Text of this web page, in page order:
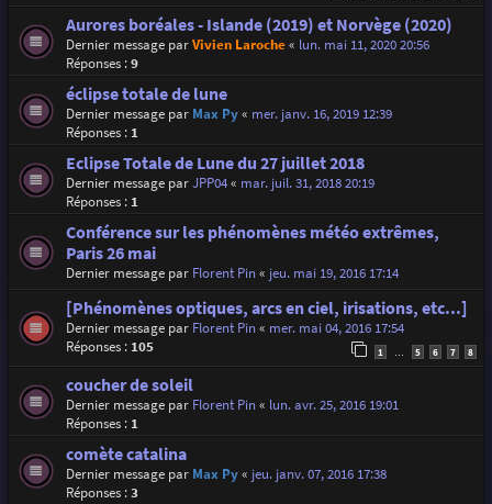
Aurores boréales - Islande (2019) et Norvège (2020)
Dernier message parVivien Laroche« lun. mai 11, 2020 20:56
Réponses :9
éclipse totale de lune
Dernier message par Max Py« mer. janv. 16, 2019 12:39
Réponses : 1
Eclipse Totale de Lune du 27 juillet 2018
Dernier message parJPP04« mar. juil. 31, 2018 20:19
Réponses : 1
Conférence sur les phénomènes météo extrêmes,
Paris 26 mai
Dernier message par Florent Pin« jeu. mai 19, 2016 17:14
[Phénomènes optiques, arcs en ciel, irisations, etc...]
Dernier message par Florent Pin« mer. mai 04, 2016 17:54
Réponses : 105 1 5 6 7 8
coucher de soleil
Dernier message par Florent Pin« lun. avr. 25, 2016 19:01
Réponses : 1
comète catalina
Dernier message par Max Py« jeu. janv. 07, 2016 17:38
Réponses :3